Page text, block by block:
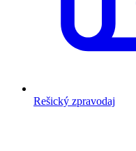
Rešický zpravodaj